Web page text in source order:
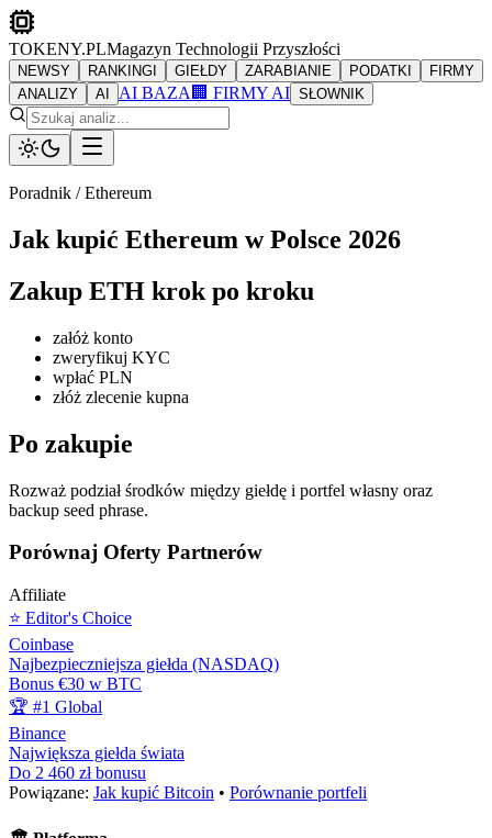
TOKENY.PLMagazyn Technologii Przyszłości
NEWSY RANKINGI GIEŁDY ZARABIANIE PODATKI
FIRMY
ANALIZY
AI AI BAZA 🏢 FIRMY AI SŁOWNIK
Poradnik / Ethereum
Jak kupić Ethereum w Polsce 2026
Zakup ETH krok po kroku
załóż konto
zweryfikuj KYC
wpłać PLN
złóż zlecenie kupna
Po zakupie
Rozważ podział środków między giełdę i portfel własny oraz
backup seed phrase.
Porównaj Oferty Partnerów
Affiliate
⭐ Editor's Choice
Coinbase
Najbezpieczniejsza giełda (NASDAQ)
Bonus €30 w BTC
🏆 #1 Global
Binance
Największa giełda świata
Do 2 460 zł bonusu
Powiązane: Jak kupić Bitcoin • Porównanie portfeli